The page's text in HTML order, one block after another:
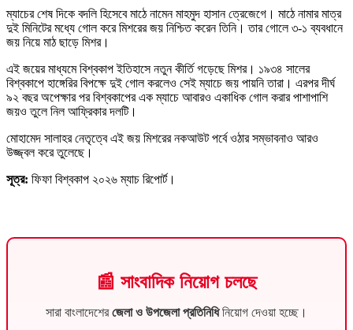
ম্যাচের শেষ দিকে বদলি হিসেবে মাঠে নামেন মাহমুদ হাসান ত্রেজেগে। মাঠে নামার মাত্র
দুই মিনিটের মধ্যে গোল করে মিশরের জয় নিশ্চিত করেন তিনি। তার গোলে ৩-১ ব্যবধানে
জয় নিয়ে মাঠ ছাড়ে মিশর।
এই জয়ের মাধ্যমে বিশ্বকাপ ইতিহাসে নতুন কীর্তি গড়েছে মিশর। ১৯৩৪ সালের
বিশ্বকাপে হাঙ্গেরির বিপক্ষে দুই গোল করলেও সেই ম্যাচে জয় পায়নি তারা। এরপর দীর্ঘ
৯২ বছর অপেক্ষার পর বিশ্বকাপের এক ম্যাচে আবারও একাধিক গোল করার পাশাপাশি
জয়ও তুলে নিল আফ্রিকার দলটি।
মোহামেদ সালাহর নেতৃত্বে এই জয় মিশরের নকআউট পর্বে ওঠার সম্ভাবনাও আরও
উজ্জ্বল করে তুলেছে।
সূত্র: ফিফা বিশ্বকাপ ২০২৬ ম্যাচ রিপোর্ট।
📰 সাংবাদিক নিয়োগ চলছে
সারা বাংলাদেশেরজেলা ও উপজেলা প্রতিনিধিনিয়োগ দেওয়া হচ্ছে।